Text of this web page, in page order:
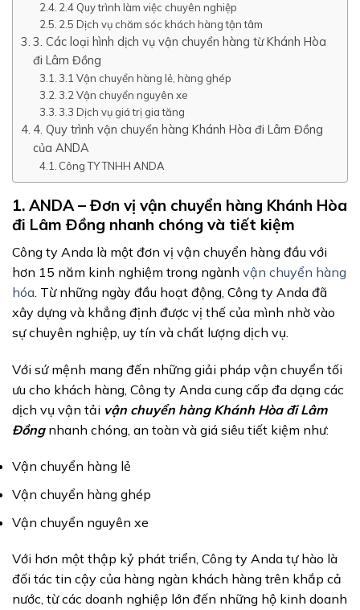
2.4 Quy trình làm việc chuyên nghiệp
2.5 Dịch vụ chăm sóc khách hàng tận tâm
3. Các loại hình dịch vụ vận chuyển hàng từ Khánh Hòa
đi Lâm Đồng
3.1 Vận chuyển hàng lẻ, hàng ghép
3.2 Vận chuyển nguyên xe
3.3 Dịch vụ giá trị gia tăng
4. Quy trình vận chuyển hàng Khánh Hòa đi Lâm Đồng
của ANDA
Công TY TNHH ANDA
1. ANDA – Đơn vị vận chuyển hàng Khánh Hòa
đi Lâm Đồng nhanh chóng và tiết kiệm
Công ty Anda là một đơn vị vận chuyển hàng đầu với
hơn 15 năm kinh nghiệm trong ngành vận chuyển hàng
hóa . Từ những ngày đầu hoạt động, Công ty Anda đã
xây dựng và khẳng định được vị thế của mình nhờ vào
sự chuyên nghiệp, uy tín và chất lượng dịch vụ.
Với sứ mệnh mang đến những giải pháp vận chuyển tối
ưu cho khách hàng, Công ty Anda cung cấp đa dạng các
dịch vụ vận tải vận chuyển hàng Khánh Hòa đi Lâm
Đồngnhanh chóng, an toàn và giá siêu tiết kiệm như:
Vận chuyển hàng lẻ
Vận chuyển hàng ghép
Vận chuyển nguyên xe
Với hơn một thập kỷ phát triển, Công ty Anda tự hào là
đối tác tin cậy của hàng ngàn khách hàng trên khắp cả
nước, từ các doanh nghiệp lớn đến những hộ kinh doanh